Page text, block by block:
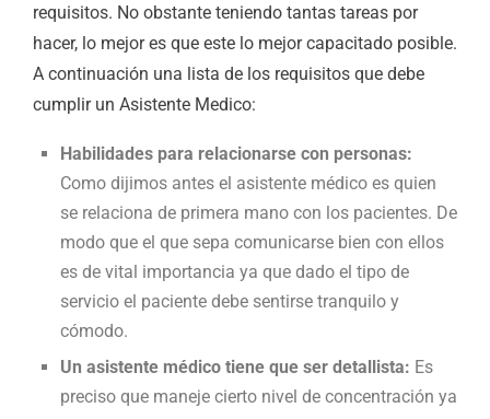
requisitos. No obstante teniendo tantas tareas por
hacer, lo mejor es que este lo mejor capacitado posible.
A continuación una lista de los requisitos que debe
cumplir un Asistente Medico:
Habilidades para relacionarse con personas:
Como dijimos antes el asistente médico es quien
se relaciona de primera mano con los pacientes. De
modo que el que sepa comunicarse bien con ellos
es de vital importancia ya que dado el tipo de
servicio el paciente debe sentirse tranquilo y
cómodo.
Un asistente médico tiene que ser detallista: Es
preciso que maneje cierto nivel de concentración ya